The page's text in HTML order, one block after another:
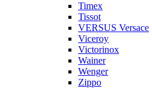
Timex
Tissot
VERSUS Versace
Viceroy
Victorinox
Wainer
Wenger
Zippo